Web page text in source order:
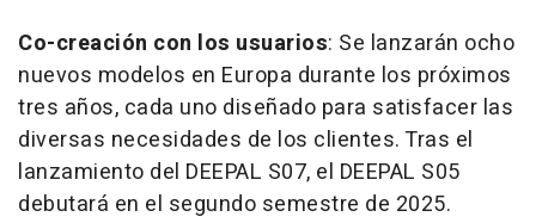
Co-creación con los usuarios: Se lanzarán ocho
nuevos modelos en Europa durante los próximos
tres años, cada uno diseñado para satisfacer las
diversas necesidades de los clientes. Tras el
lanzamiento del DEEPAL S07, el DEEPAL S05
debutará en el segundo semestre de 2025.